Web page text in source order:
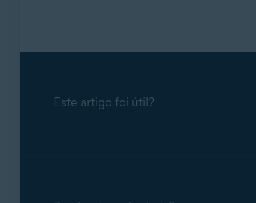
Este artigo foi útil?